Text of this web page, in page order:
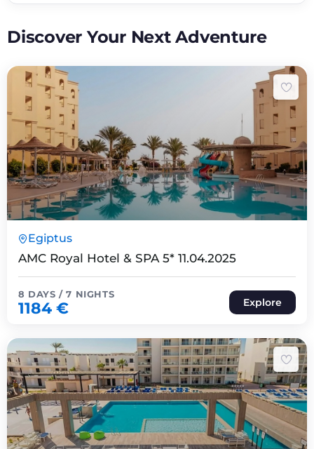
Discover Your Next Adventure
Expired !
Egiptus
AMC Royal Hotel & SPA 5* 11.04.2025
8 DAYS / 7 NIGHTS
1184 € Explore